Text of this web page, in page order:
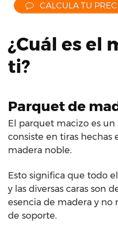
CALCULA TU
¿Cuál es el
ti?
Parquet de
El parquet macizo es
consiste en tiras hechas
madera noble.
Esto significa que todo
y las diversas caras son
esencia de madera y
de soporte.